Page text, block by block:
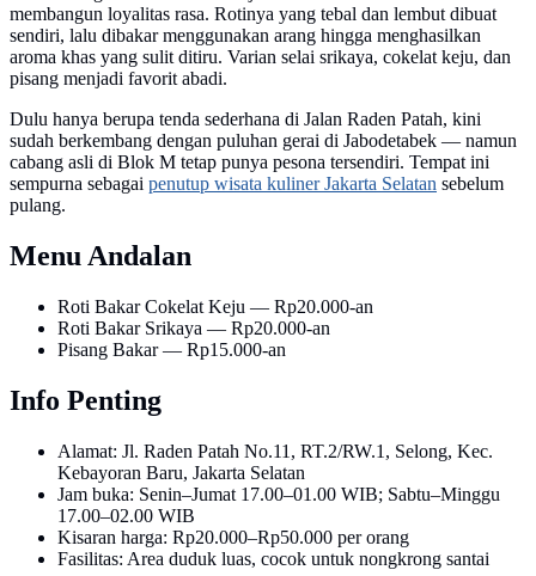
membangun loyalitas rasa. Rotinya yang tebal dan lembut dibuat
sendiri, lalu dibakar menggunakan arang hingga menghasilkan
aroma khas yang sulit ditiru. Varian selai srikaya, cokelat keju, dan
pisang menjadi favorit abadi.
Dulu hanya berupa tenda sederhana di Jalan Raden Patah, kini
sudah berkembang dengan puluhan gerai di Jabodetabek — namun
cabang asli di Blok M tetap punya pesona tersendiri. Tempat ini
sempurna sebagai penutup wisata kuliner Jakarta Selatan sebelum
pulang.
Menu Andalan
Roti Bakar Cokelat Keju — Rp20.000-an
Roti Bakar Srikaya — Rp20.000-an
Pisang Bakar — Rp15.000-an
Info Penting
Alamat: Jl. Raden Patah No.11, RT.2/RW.1, Selong, Kec.
Kebayoran Baru, Jakarta Selatan
Jam buka: Senin–Jumat 17.00–01.00 WIB; Sabtu–Minggu
17.00–02.00 WIB
Kisaran harga: Rp20.000–Rp50.000 per orang
Fasilitas: Area duduk luas, cocok untuk nongkrong santai